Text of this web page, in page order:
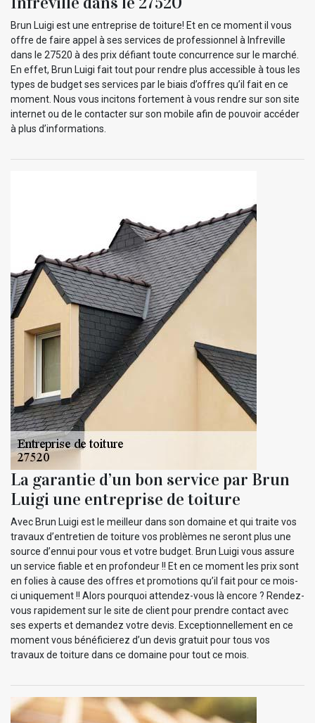
Brun Luigi est une entreprise de toiture! Et en ce moment il vous
offre de faire appel à ses services de professionnel à Infreville
dans le 27520 à des prix défiant toute concurrence sur le marché.
En effet, Brun Luigi fait tout pour rendre plus accessible à tous les
types de budget ses services par le biais d’offres qu’il fait en ce
moment. Nous vous incitons fortement à vous rendre sur son site
internet ou de le contacter sur son mobile afin de pouvoir accéder
à plus d’informations.
La garantie d’un bon service par Brun
Luigi une entreprise de toiture
Avec Brun Luigi est le meilleur dans son domaine et qui traite vos
travaux d’entretien de toiture vos problèmes ne seront plus une
source d’ennui pour vous et votre budget. Brun Luigi vous assure
un service fiable et en profondeur !! Et en ce moment les prix sont
en folies à cause des offres et promotions qu’il fait pour ce mois-
ci uniquement !! Alors pourquoi attendez-vous là encore ? Rendez-
vous rapidement sur le site de client pour prendre contact avec
ses experts et demandez votre devis. Exceptionnellement en ce
moment vous bénéficierez d’un devis gratuit pour tous vos
travaux de toiture dans ce domaine pour tout ce mois.